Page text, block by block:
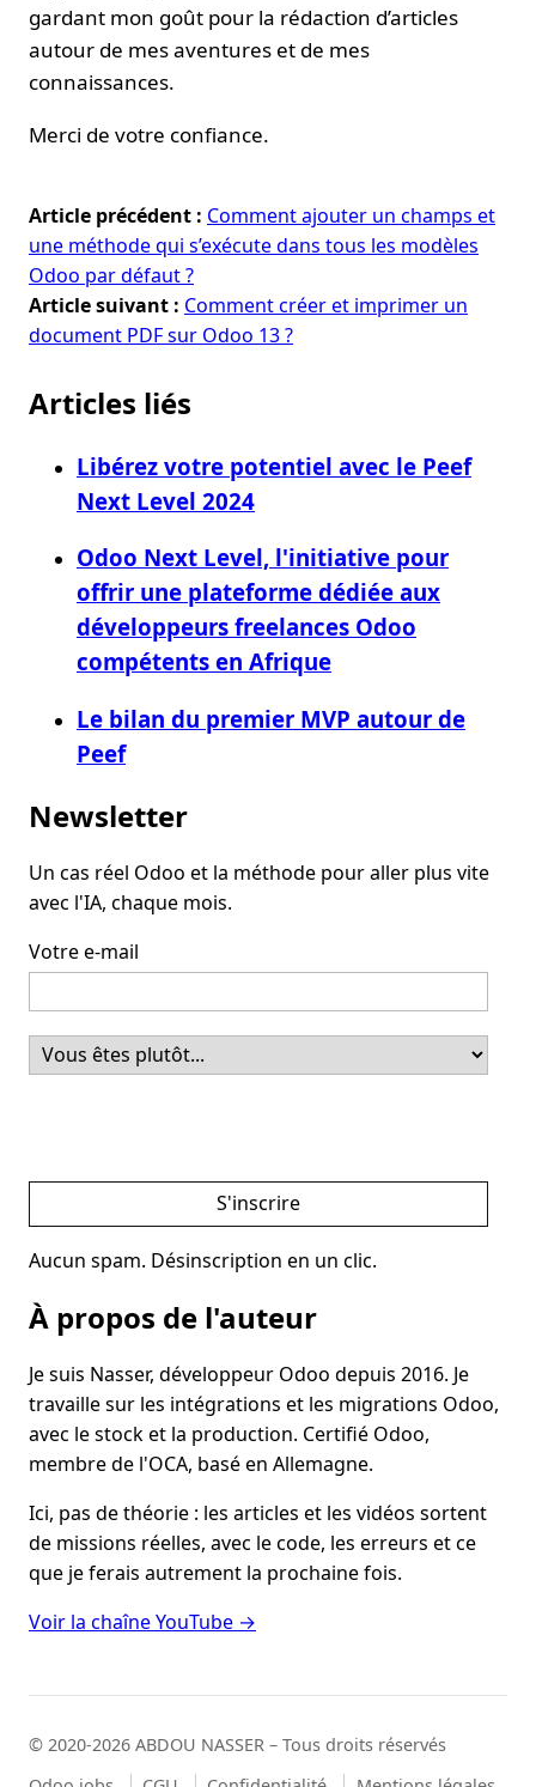
gardant mon goût pour la rédaction d’articles
autour de mes aventures et de mes
connaissances.
Merci de votre confiance.
Article précédent : Comment ajouter un champs et
une méthode qui s’exécute dans tous les modèles
Odoo par défaut ?
Article suivant : Comment créer et imprimer un
document PDF sur Odoo 13 ?
Articles liés
Libérez votre potentiel avec le Peef
Next Level 2024
Odoo Next Level, l'initiative pour
offrir une plateforme dédiée aux
développeurs freelances Odoo
compétents en Afrique
Le bilan du premier MVP autour de
Peef
Newsletter
Un cas réel Odoo et la méthode pour aller plus vite
avec l'IA, chaque mois.
Votre e-mail
S'inscrire
Aucun spam. Désinscription en un clic.
À propos de l'auteur
Je suis Nasser, développeur Odoo depuis 2016. Je
travaille sur les intégrations et les migrations Odoo,
avec le stock et la production. Certifié Odoo,
membre de l'OCA, basé en Allemagne.
Ici, pas de théorie : les articles et les vidéos sortent
de missions réelles, avec le code, les erreurs et ce
que je ferais autrement la prochaine fois.
Voir la chaîne YouTube →
© 2020-2026 ABDOU NASSER – Tous droits réservés